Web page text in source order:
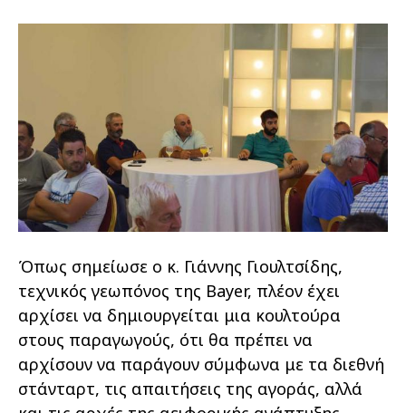
Όπως σημείωσε ο κ. Γιάννης Γιουλτσίδης,
τεχνικός γεωπόνος της Bayer, πλέον έχει
αρχίσει να δημιουργείται μια κουλτούρα
στους παραγωγούς, ότι θα πρέπει να
αρχίσουν να παράγουν σύμφωνα με τα διεθνή
στάνταρτ, τις απαιτήσεις της αγοράς, αλλά